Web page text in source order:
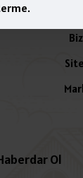
Ol